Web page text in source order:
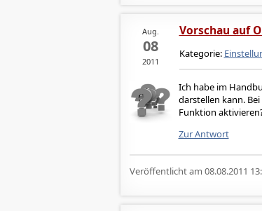
Aug.
08
2011
Vorschau auf
Kategorie:
Ich habe im
darstellen kann.
Funktion
Zur Antwort
Veröffentlicht am 08.08.2011